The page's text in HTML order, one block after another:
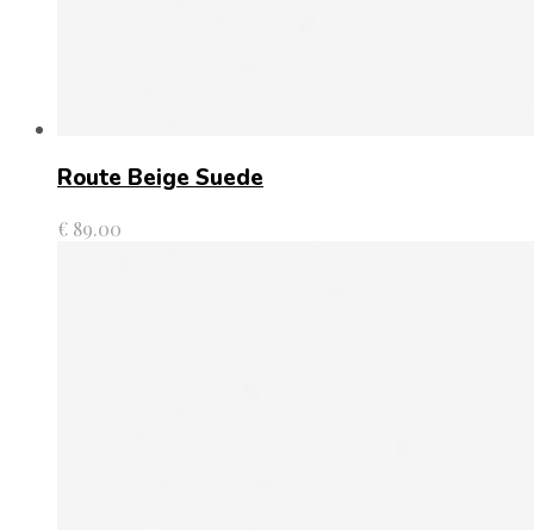
Route Beige Suede
€ 89.00